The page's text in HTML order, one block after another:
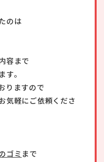
のは
容まで
。
りますので
気軽にご依頼くださ
ゴミまで